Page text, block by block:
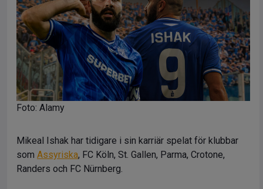
Foto: Alamy
Mikeal Ishak har tidigare i sin karriär spelat för klubbar
som Assyriska, FC Köln, St. Gallen, Parma, Crotone,
Randers och FC Nürnberg.